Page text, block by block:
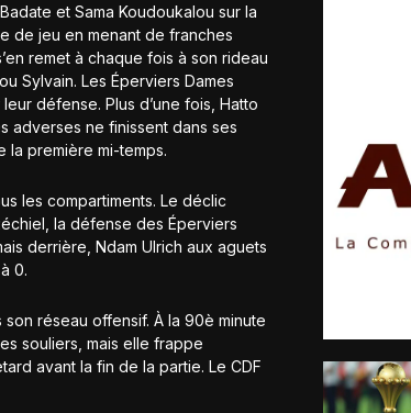
et Sama Koudoukalou sur la
de jeu en menant de franches
remet à chaque fois à son rideau
Sylvain. Les Éperviers Dames
défense. Plus d’une fois, Hatto
adverses ne finissent dans ses
la première mi-temps.
les compartiments. Le déclic
la défense des Éperviers
derrière, Ndam Ulrich aux aguets
0.
réseau offensif. À la 90è minute
souliers, mais elle frappe
avant la fin de la partie. Le CDF